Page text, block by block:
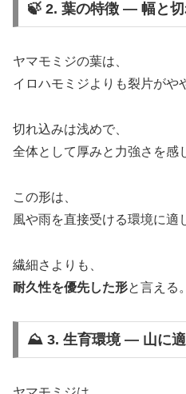
🍃 2. 葉の特徴 ― 幅と
ヤマモミジの葉は、
イロハモミジよりも裂片がや
切れ込みは浅めで、
全体として厚みと力強さを感
この形は、
風や雨を直接受ける環境に適
繊細さよりも、
耐久性を優先した形と言える。
⛰ 3. 生育環境 ― 山に適